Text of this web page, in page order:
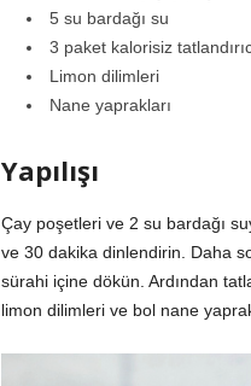
5 su bardağı su
3 paket kalorisiz
Limon dilimleri
Nane yaprakları
Yapılışı
Çay poşetleri ve 2 su bardağı
ve 30 dakika dinlendirin. Daha
sürahi içine dökün. Ardından
limon dilimleri ve bol nane